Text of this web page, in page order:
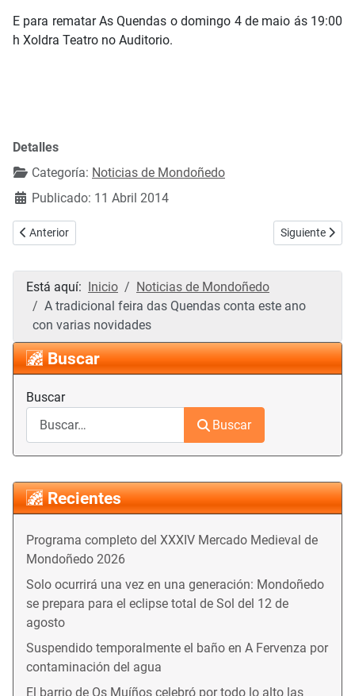
E para rematar As Quendas o domingo 4 de maio ás 19:00
h Xoldra Teatro no Auditorio.
Detalles
Categoría: Noticias de Mondoñedo
Publicado: 11 Abril 2014
Artículo anterior: Fotografías de Domingo de Ramos
Anterior Artículo
Siguiente
Está aquí: Inicio
Noticias de Mondoñedo
A tradicional feira das Quendas conta este ano
con varias novidades
Buscar
Buscar
Buscar
Recientes
Programa completo del XXXIV Mercado Medieval de
Mondoñedo 2026
Solo ocurrirá una vez en una generación: Mondoñedo
se prepara para el eclipse total de Sol del 12 de
agosto
Suspendido temporalmente el baño en A Fervenza por
contaminación del agua
El barrio de Os Muíños celebró por todo lo alto las